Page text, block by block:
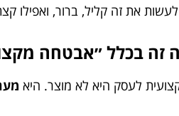
את זה קליל, ברור, ואפילו
זה בכלל ״אבטחה
לעסק היא לא מוצר. היא